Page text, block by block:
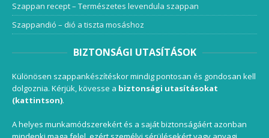
Szappan recept – Természetes levendula szappan
Szappandió – dió a tiszta mosáshoz
BIZTONSÁGI UTASÍTÁSOK
Különösen szappankészítéskor mindig pontosan és gondosan kell
dolgoznia. Kérjük, kövesse a biztonsági utasításokat
(kattintson).
A helyes munkamódszerekért és a saját biztonságáért azonban